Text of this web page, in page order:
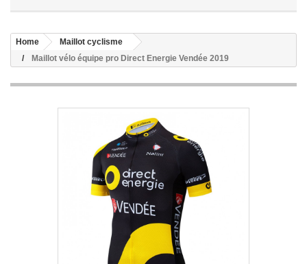
Home
Maillot cyclisme
Maillot vélo équipe pro Direct Energie Vendée 2019